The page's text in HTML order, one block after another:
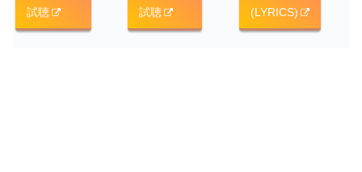
試聴
試聴
(LYRICS)